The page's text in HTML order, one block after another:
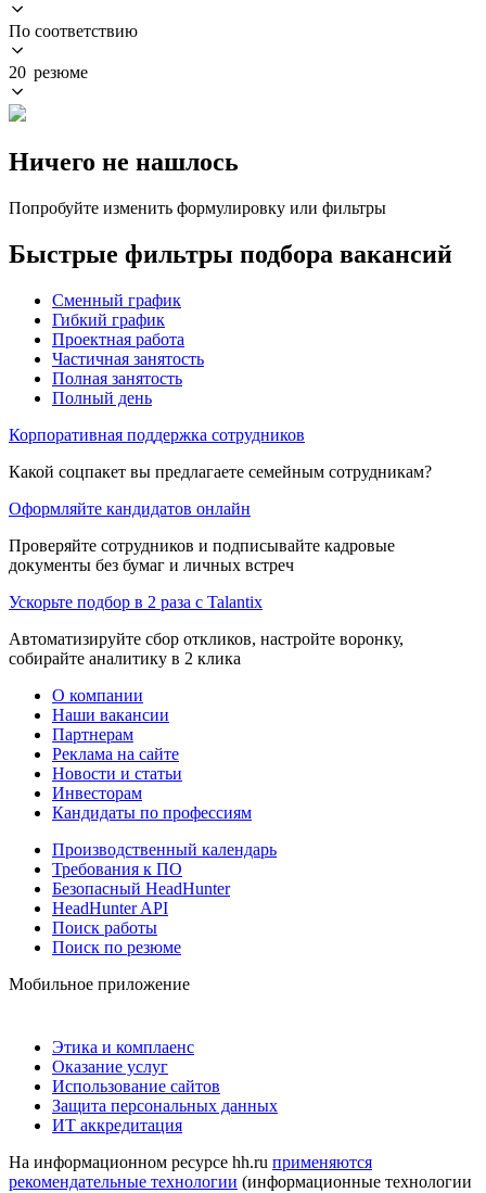
По соответствию
20 резюме
Ничего не нашлось
Попробуйте изменить формулировку или фильтры
Быстрые фильтры подбора вакансий
Сменный график
Гибкий график
Проектная работа
Частичная занятость
Полная занятость
Полный день
Корпоративная поддержка сотрудников
Какой соцпакет вы предлагаете семейным сотрудникам?
Оформляйте кандидатов онлайн
Проверяйте сотрудников и подписывайте кадровые
документы без бумаг и личных встреч
Ускорьте подбор в 2 раза с Talantix
Автоматизируйте сбор откликов, настройте воронку,
собирайте аналитику в 2 клика
О компании
Наши вакансии
Партнерам
Реклама на сайте
Новости и статьи
Инвесторам
Кандидаты по профессиям
Производственный календарь
Требования к ПО
Безопасный HeadHunter
HeadHunter API
Поиск работы
Поиск по резюме
Мобильное приложение
Этика и комплаенс
Оказание услуг
Использование сайтов
Защита персональных данных
ИТ аккредитация
На информационном ресурсе hh.ru применяются
рекомендательные технологии (информационные технологии